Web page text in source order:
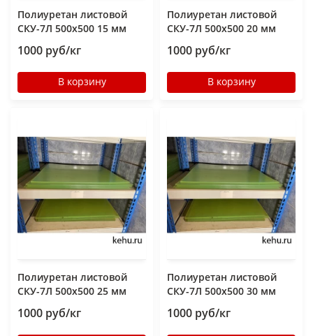
Полиуретан листовой
СКУ-7Л 500х500 15 мм
1000 руб/кг
В корзину
Полиуретан листовой
СКУ-7Л 500х500 20 мм
1000 руб/кг
В корзину
Полиуретан листовой
СКУ-7Л 500х500 25 мм
1000 руб/кг
Полиуретан листовой
СКУ-7Л 500х500 30 мм
1000 руб/кг